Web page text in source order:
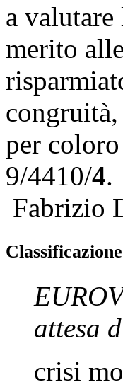
a
merito
per
9/4410/4
Fabrizio
attesa
crisi